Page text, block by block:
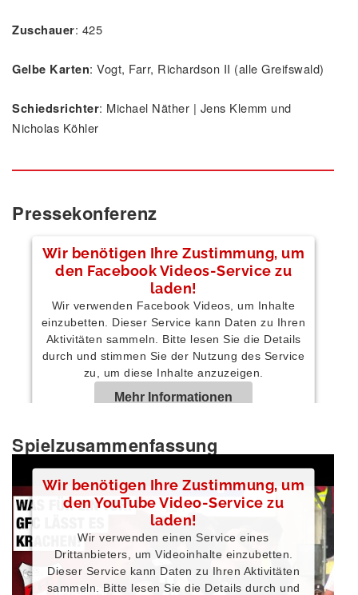
Zuschauer: 425
Gelbe Karten: Vogt, Farr, Richardson II (alle Greifswald)
Schiedsrichter: Michael Näther | Jens Klemm und
Nicholas Köhler
Pressekonferenz
Wir benötigen Ihre Zustimmung, um
den Facebook Videos-Service zu
laden!
Wir verwenden Facebook Videos, um Inhalte
einzubetten. Dieser Service kann Daten zu Ihren
Aktivitäten sammeln. Bitte lesen Sie die Details
durch und stimmen Sie der Nutzung des Service
zu, um diese Inhalte anzuzeigen.
Mehr Informationen
Akzeptieren
Powered byUsercentrics Consent Management
Platform
Spielzusammenfassung
Wir benötigen Ihre Zustimmung, um
den YouTube Video-Service zu
laden!
Wir verwenden einen Service eines
Drittanbieters, um Videoinhalte einzubetten.
Dieser Service kann Daten zu Ihren Aktivitäten
sammeln. Bitte lesen Sie die Details durch und